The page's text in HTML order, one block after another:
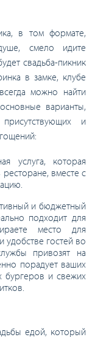
в том формате,
смело идите
свадьба-пикник
в замке, клубе
можно найти
варианты,
и
услуга, которая
вместе с
и бюджетный
подходит для
место для
удобстве гостей во
привозят на
порадует ваших
бургеров и свежих
едой, который